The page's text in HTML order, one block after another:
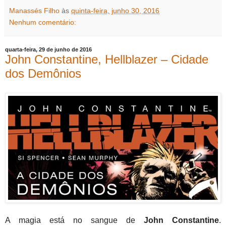
Manassés Filho às quinta-feira, junho 30, 2016
Nenhum comentário:
quarta-feira, 29 de junho de 2016
John Constantine, Hellblazer – Cidade
dos Demônios
A magia está no sangue de John Constantine.